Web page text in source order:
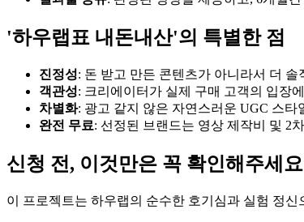
'하우랩표 내돈내산'의 특별한 점
진정성: 돈 받고 만든 콘텐츠가 아니라서 더 솔
객관성: 크리에이터가 실제 구매 고객의 입장
차별화: 광고 같지 않은 자연스러운 UGC 스타
완전 무료: 선정된 브랜드는 영상 제작비 및 2
신청 전, 이것만은 꼭 확인해주세요
이 프로젝트는 하우랩의 순수한 호기심과 실험 정신